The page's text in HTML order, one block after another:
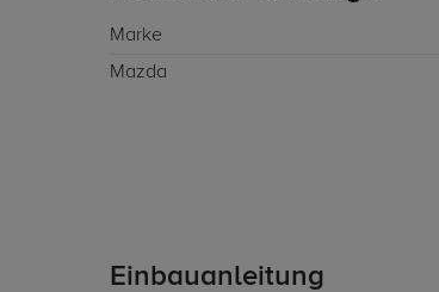
Marke
Mazda
Einbauanleitung